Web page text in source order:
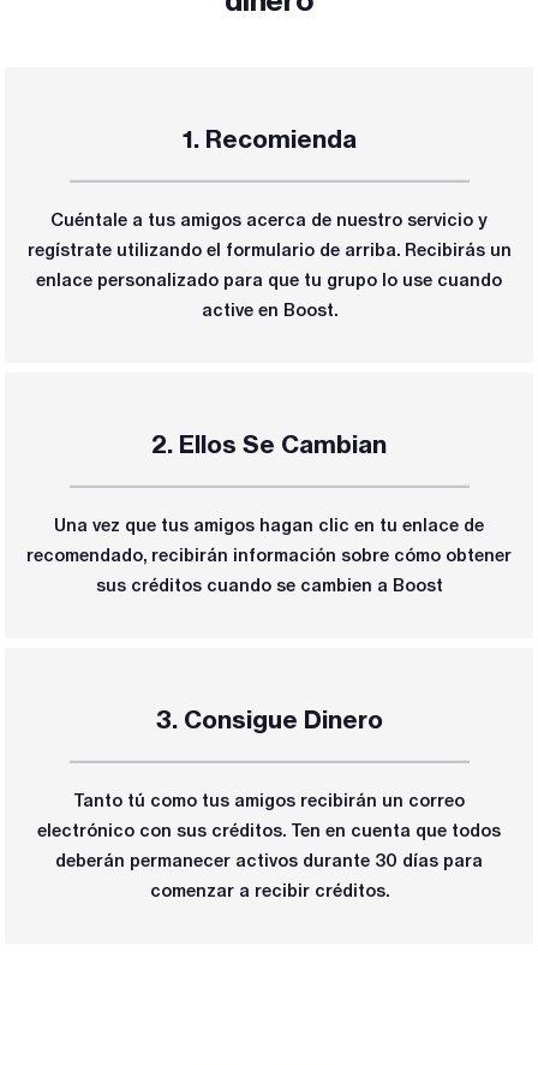
1. Recomienda
Cuéntale a tus amigos acerca de nuestro servicio y
regístrate utilizando el formulario de arriba. Recibirás un
enlace personalizado para que tu grupo lo use cuando
active en Boost.
2. Ellos Se Cambian
Una vez que tus amigos hagan clic en tu enlace de
recomendado, recibirán información sobre cómo obtener
sus créditos cuando se cambien a Boost
3. Consigue Dinero
Tanto tú como tus amigos recibirán un correo
electrónico con sus créditos. Ten en cuenta que todos
deberán permanecer activos durante 30 días para
comenzar a recibir créditos.